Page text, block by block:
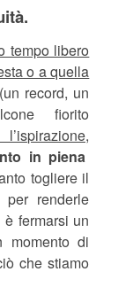
tempo libero
o a quella
(un record, un
fiorito
in piena
togliere il
renderle
fermarsi un
momento di
che stiamo